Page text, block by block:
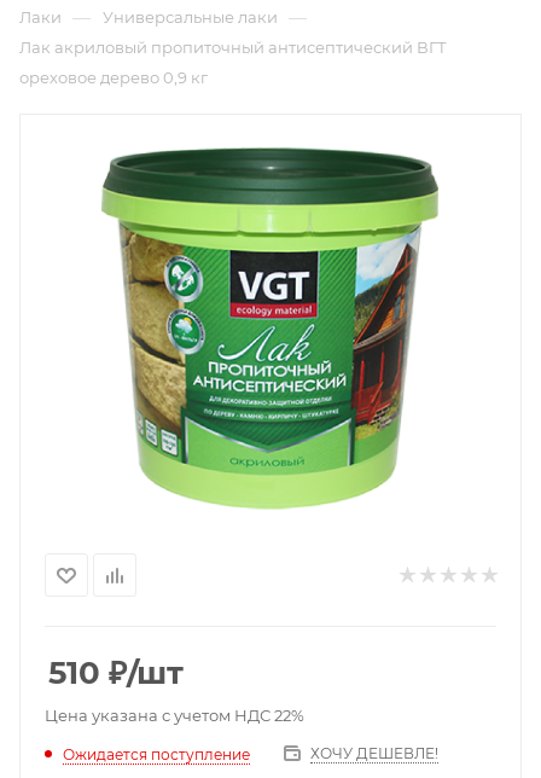
Лаки — Универсальные лаки —
Лак акриловый пропиточный антисептический ВГТ
ореховое дерево 0,9 кг
510 ₽/шт
Цена указана с учетом НДС 22%
Ожидается поступление ХОЧУ ДЕШЕВЛЕ!